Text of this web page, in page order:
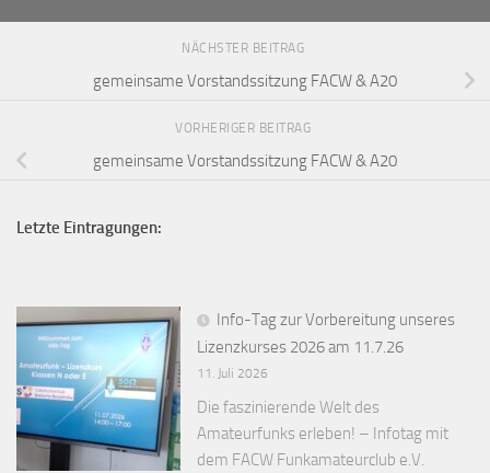
NÄCHSTER BEITRAG
gemeinsame Vorstandssitzung FACW & A20
VORHERIGER BEITRAG
gemeinsame Vorstandssitzung FACW & A20
Letzte Eintragungen:
Info-Tag zur Vorbereitung unseres
Lizenzkurses 2026 am 11.7.26
11. Juli 2026
Die faszinierende Welt des
Amateurfunks erleben! – Infotag mit
dem FACW Funkamateurclub e.V.